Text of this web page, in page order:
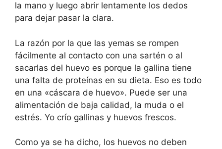
la mano y luego abrir lentamente los dedos
para dejar pasar la clara.
La razón por la que las yemas se rompen
fácilmente al contacto con una sartén o al
sacarlas del huevo es porque la gallina tiene
una falta de proteínas en su dieta. Eso es todo
en una «cáscara de huevo». Puede ser una
alimentación de baja calidad, la muda o el
estrés. Yo crío gallinas y huevos frescos.
Como ya se ha dicho, los huevos no deben